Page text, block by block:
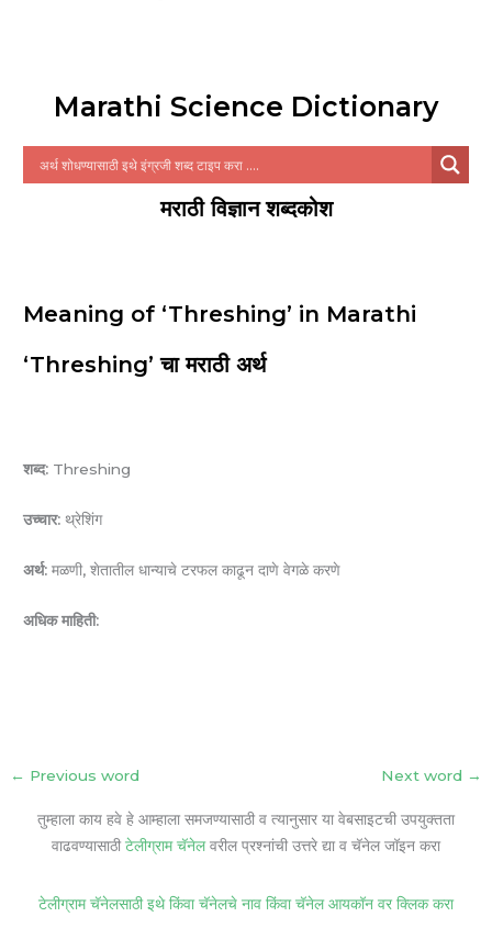
Marathi Science Dictionary
मराठी विज्ञान शब्दकोश
Meaning of ‘Threshing’ in Marathi
‘Threshing’ चा मराठी अर्थ
शब्द: Threshing
उच्चार: थ्रेशिंग
अर्थ: मळणी, शेतातील धान्याचे टरफल काढून दाणे वेगळे करणे
अधिक माहिती:
← Previous word Next word →
तुम्हाला काय हवे हे आम्हाला समजण्यासाठी व त्यानुसार या वेबसाइटची उपयुक्तता
वाढवण्यासाठी टेलीग्राम चॅनेलवरील प्रश्नांची उत्तरे द्या व चॅनेल जॉइन करा
टेलीग्राम चॅनेलसाठी इथे किंवा चॅनेलचे नाव किंवा चॅनेल आयकॉन वर क्लिक करा